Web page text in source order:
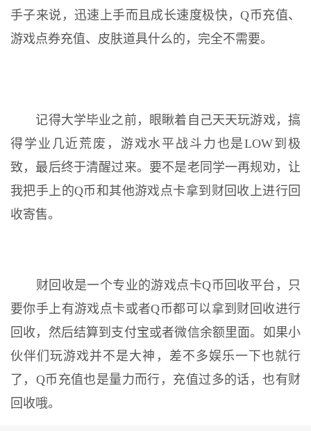
手子来说，迅速上手而且成长速度极快，Q币充值、
游戏点券充值、皮肤道具什么的，完全不需要。
记得大学毕业之前，眼瞅着自己天天玩游戏，搞
得学业几近荒废，游戏水平战斗力也是LOW到极
致，最后终于清醒过来。要不是老同学一再规劝，让
我把手上的Q币和其他游戏点卡拿到财回收上进行回
收寄售。
财回收是一个专业的游戏点卡Q币回收平台，只
要你手上有游戏点卡或者Q币都可以拿到财回收进行
回收，然后结算到支付宝或者微信余额里面。如果小
伙伴们玩游戏并不是大神，差不多娱乐一下也就行
了，Q币充值也是量力而行，充值过多的话，也有财
回收哦。